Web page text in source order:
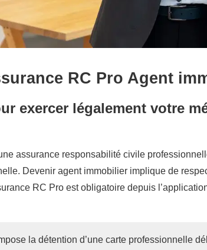
RC Pro Agent
exercer légalement votre
assurance responsabilité civile
Devenir agent immobilier implique de
RC Pro est obligatoire depuis
la détention d’une carte professionnelle